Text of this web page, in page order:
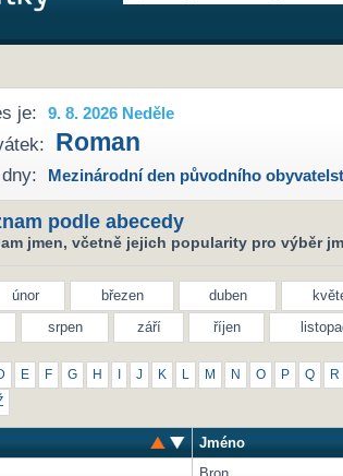
je: 9. 8. 2026 Neděle
Roman
Mezinárodní den původního
podle abecedy
jmen, včetně jejich popularity pro výběr
únor březen duben
srpen září říjen
E F G H J K M N O P Q R
Jméno